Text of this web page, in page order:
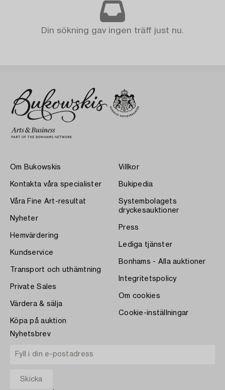
Din sökning gav ingen träff just nu.
Om Bukowskis
Kontakta våra specialister
Våra Fine Art-resultat
Nyheter
Hemvärdering
Kundservice
Transport och uthämtning
Private Sales
Värdera & sälja
Köpa på auktion
Villkor
Bukipedia
Systembolagets
dryckesauktioner
Press
Lediga tjänster
Bonhams - Alla auktioner
Integritetspolicy
Om cookies
Cookie-inställningar
Nyhetsbrev